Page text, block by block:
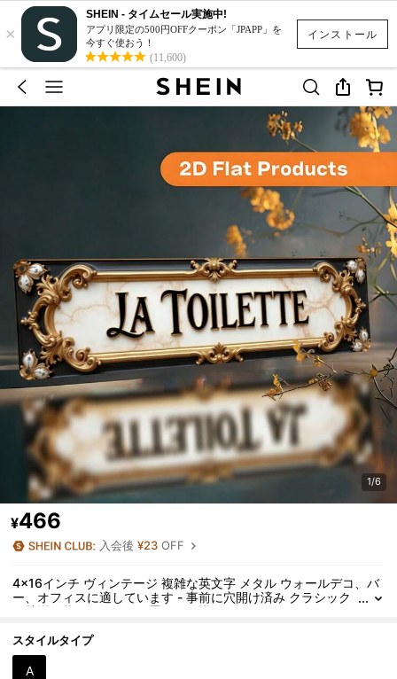
インストール
×
SHEIN - タイムセール実施中!
アプリ限定の500円OFFクーポン「JPAPP」を
今すぐ使おう！
(11,600)
1/6
¥466
入会後¥23 OFF
4x16インチ ヴィンテージ 複雑な英文字 メタル ウォールデコ、バ
ー、オフィスに適しています - 事前に穴開け済み クラシック
な壁掛け装飾、デスクに置いたり掛けたりできます、ホリデ
スタイルタイプ
A